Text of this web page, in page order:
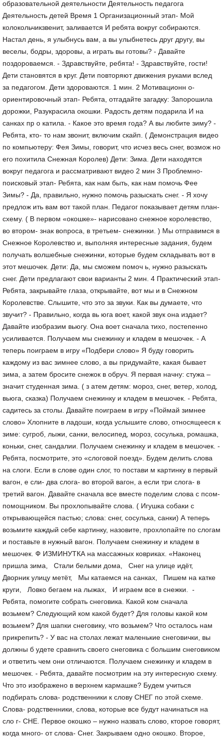
образовательной деятельности Деятельность педагога
Деятельность детей Время 1 Организационный этап- Мой
колокольчикзвенит, заливается И ребята вокруг собираются.
Настал день, я улыбнусь вам, а вы улыбнетесь друг другу, вы
веселы, бодры, здоровы, а играть вы готовы? - Давайте
поздороваемся. - Здравствуйте, ребята! - Здравствуйте, гости!
Дети становятся в круг. Дети повторяют движения руками вслед
за педагогом. Дети здороваются. 1 мин. 2 Мотивационн о-
ориентировочный этап- Ребята, отгадайте загадку: Запорошила
дорожки, Разукрасила окошки. Радость детям подарила И на
санках пр о катила. - Какое это время года? А вы любите зиму? -
Ребята, кто- то нам звонит, включим скайп. ( Демонстрация видео
по компьютеру: Фея Зимы, говорит, что исчез весь снег, возмож но
его похитила Снежная Королев) Дети: Зима. Дети находятся
вокруг педагога и рассматривают видео 2 мин 3 Проблемно-
поисковый этап- Ребята, как нам быть, как нам помочь Фее
Зимы? - Да, правильно, нужно помочь разыскать снег. - Я хочу
предлож ить вам вот такой план. Педагог показывает детям план-
схему. ( В первом «окошке»- нарисовано снежное королевство,
во втором- знак вопроса, в третьем- снежинки. ) Мы отправимся в
Снежное Королевство и, выполняя интересные задания, будем
получать волшебные снежинки, которые будем складывать вот в
этот мешочек. Дети: Да, мы сможем помоч ь, нужно разыскать
снег. Дети предлагают свои варианты 2 мин. 4 Практический этап-
Ребята, закрывайте глаза, открывайте, вот мы и в Снежном
Королевстве. Слышите, что это за звуки. Как вы думаете, что
звучит? - Правильно, когда вь юга воет, какой звук она издает?
Давайте изобразим вьюгу. Она воет сначала тихо, постепенно
усиливается. Получаем мы снежинку и кладем в мешочек. - А
теперь поиграем в игру «Подбери слово» Я буду говорить
каждому из вас зимнее слово, а вы придумайте, какая бывает
зима, а затем бросите снежок в обруч. Я первая начну: стужа –
значит студенная зима. ( з атем детям: мороз, снег, ветер, холод,
вьюга, сказка) Получаем снежинку и кладем в мешочек. - Ребята,
садитесь за столы. Давайте поиграем в игру «Поймай зимнее
слово» Хлопните в ладоши, когда услышите слово, относящееся к
зиме: сугроб, лыжи, санки, велосипед, мороз, сосулька, ромашка,
коньки, снег, сандалии. Получаем снежинку и кладем в мешочек. -
Ребята, посмотрите, это «слоговой поезд». Будем делить слова
на слоги. Если в слове один слог, то постави м картинку в первый
вагон, е сли- два слога- во второй вагон, а если три слога- в
третий вагон. Давайте сначала все вместе поделим слова с псом-
помощником. Вы прохлопывайте слова. ( Игушка собаки с
открывающейся пастью; слова: снег, сосулька, санки) А теперь
возьмите каждый себе картинку, назовите, прохлопайте по слогам
и поставьте в нужный вагон. Получаем снежинку и кладем в
мешочек. Ф ИЗМИНУТКА на массажных ковриках. «Наконец
пришла зима, Стали белыми дома, Снег на улице идёт,
Дворник улицу метёт, Мы катаемся на санках, Пишем на катке
круги, Ловко бегаем на лыжах, И играем все в снежки. -
Ребята, помогите собрать снеговика. Какой ком сначала
возьмем? Следующий ком какой будет? Для головы какой ком
возьмем? Для шапки снеговику, что возьмем? Что осталось нам
прикрепить? - У вас на столах лежат маленькие снеговички, вы
должны б удете сравнить своего снеговика с большим снеговиком
и ответить чем они отличаются. Получаем снежинку и кладем в
мешочек. - Ребята, давайте посмотрим на эту интересную схему.
Что это изображено в верхнем кармашке? Будем учиться
подбирать слова- родственники к слову СНЕГ по этой схеме.
Слова- родственники, слова, которые все будут начинаться на
сло г- СНЕ. Первое окошко – нужно назвать слово, кторое говорят,
когда много- от слова- Снег. Закрываем одно окошко. Второе,